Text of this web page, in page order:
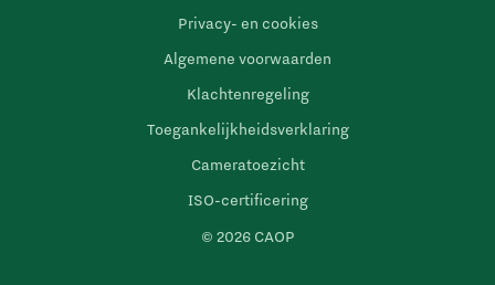
© 2026 CAOP
Privacy- en cookies
Algemene voorwaarden
Klachtenregeling
Toegankelijkheidsverklaring
Cameratoezicht
ISO-certificering